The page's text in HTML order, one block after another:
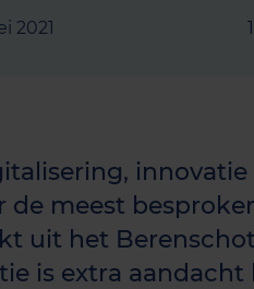
2021
de meest
uit het
is extra aandacht